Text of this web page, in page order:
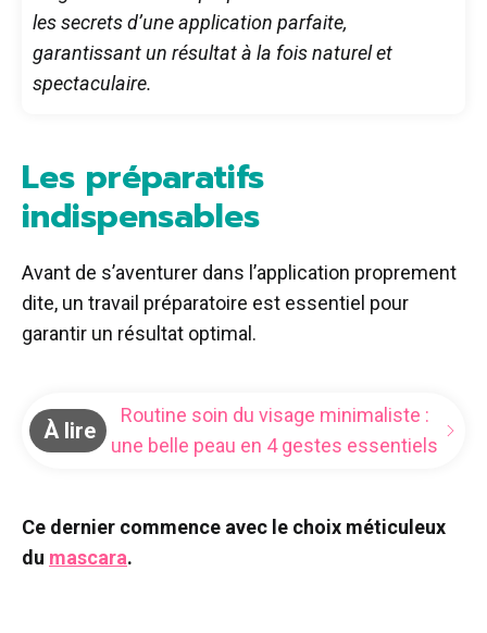
les secrets d’une application parfaite,
garantissant un résultat à la fois naturel et
spectaculaire.
Les préparatifs
indispensables
Avant de s’aventurer dans l’application proprement
dite, un travail préparatoire est essentiel pour
garantir un résultat optimal.
À lire
Routine soin du visage minimaliste :
une belle peau en 4 gestes essentiels
Ce dernier commence avec le choix méticuleux
du mascara.